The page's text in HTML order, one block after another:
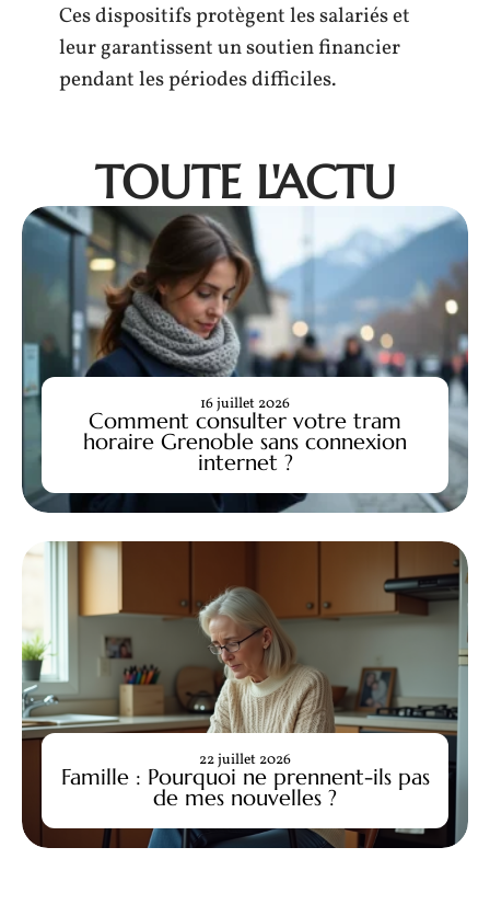
Ces dispositifs protègent les salariés et
leur garantissent un soutien financier
pendant les périodes difficiles.
TOUTE L'ACTU
Comment consulter votre tram
horaire Grenoble sans connexion
internet ?
16 juillet 2026
Famille : Pourquoi ne prennent-ils pas
de mes nouvelles ?
22 juillet 2026